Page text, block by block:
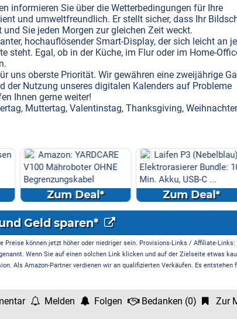
informieren Sie über die Wetterbedingungen für Ihre
und umweltfreundlich. Er stellt sicher, dass Ihr
Sie jeden Morgen zur gleichen Zeit weckt.
hochauflösender Smart-Display, der sich leicht an
Egal, ob in der Küche, im Flur oder im Home-
uns oberste Priorität. Wir gewähren eine zweijährige
der Nutzung unseres digitalen Kalenders auf Probleme
Ihnen gerne weiter!
Muttertag, Valentinstag, Thanksgiving,
Amazon: YARDCARE
V100 Mähroboter OHNE
Begrenzungskabel
(Kamera/Visi...
Zum Deal*
Laifen P3 (Nebelblau)
Elektrorasierer Bundle:
Min. Akku, USB-C ...
Zum Deal*
Geld sparen*
können jetzt höher oder niedriger sein. Provisions-Links / Affiliate-
Wenn Sie auf einen solchen Link klicken und auf der Zielseite etwas
Als Amazon-Partner verdienen wir an qualifizierten Verkäufen. Es entstehen
Melden Folgen Bedanken (0) Zur